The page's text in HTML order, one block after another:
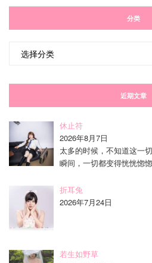
分类
近期文章
休止符
2026年8月7日
太多的时候，不知道这一
瞬间，一切都变得恍恍惚惚
折耳兔
2026年7月24日
若生如野草